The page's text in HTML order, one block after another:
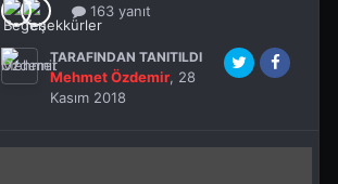
163 yanıt
TARAFINDAN TANITILDI
Mehmet Özdemir, 28
Kasım 2018